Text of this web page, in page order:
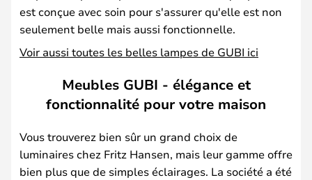
est conçue avec soin pour s'assurer qu'elle est non
seulement belle mais aussi fonctionnelle.
Voir aussi toutes les belles lampes de GUBI ici
Meubles GUBI - élégance et
fonctionnalité pour votre maison
Vous trouverez bien sûr un grand choix de
luminaires chez Fritz Hansen, mais leur gamme offre
bien plus que de simples éclairages. La société a été